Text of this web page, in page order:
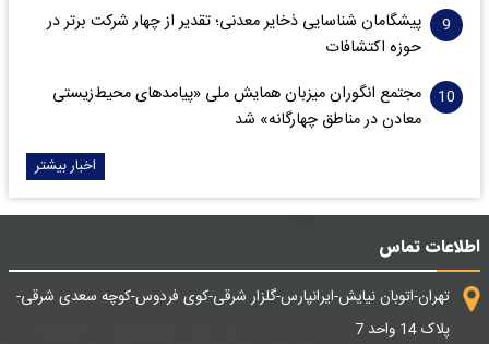
پیشگامان شناسایی ذخایر معدنی؛ تقدیر از چهار شرکت برتر در
حوزه اکتشافات‌
مجتمع انگوران میزبان همایش ملی «پیامدهای محیط‌زیستی
معادن در مناطق چهارگانه» شد
اخبار بیشتر
اطلاعات تماس
تهران-اتوبان نیایش-ایرانپارس-گلزار شرقی-کوی فردوس-کوچه سعدی شرقی-
پلاک 14 واحد 7